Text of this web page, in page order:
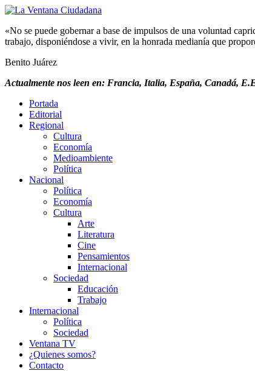
«No se puede gobernar a base de impulsos de una voluntad
trabajo, disponiéndose a vivir, en la honrada medianía que
Benito Juárez
Actualmente nos leen en: Francia, Italia, España, Canadá,
Portada
Editorial
Regional
Cultura
Economía
Medioambiente
Política
Nacional
Política
Economía
Cultura
Arte
Literatura
Cine
Pensamientos
Internacional
Sociedad
Educación
Trabajo
Internacional
Política
Sociedad
Ventana TV
¿Quienes somos?
Contacto